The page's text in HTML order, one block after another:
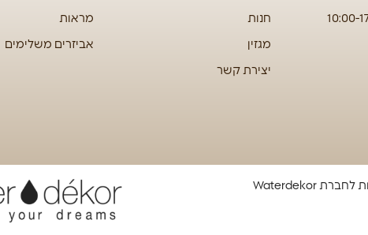
חנות
מגזין
יצירת קשר
מראות
אביזרים משלימים